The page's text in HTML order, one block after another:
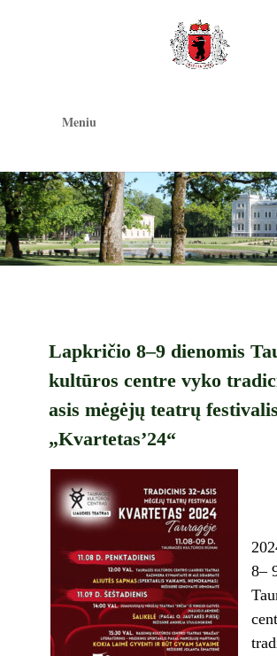
Meniu
Lapkričio 8–9 dienomis
kultūros centre vyko
asis mėgėjų teatrų festivalis
„Kvartetas’24“
8–